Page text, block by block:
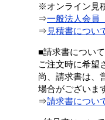
※オンライン見
⇒一般法人会員
⇒ 見積書につい
■請求書について
ご注文時に希望
尚、請求書は、
場合がございま
⇒請求書につい